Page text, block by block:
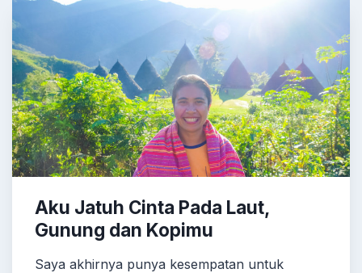
Aku Jatuh Cinta Pada Laut,
Gunung dan Kopimu
Saya akhirnya punya kesempatan untuk